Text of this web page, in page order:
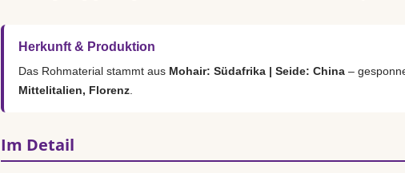
Herkunft & Produktion
Das Rohmaterial stammt aus Mohair: Südafrika | Seide: China –
Mittelitalien, Florenz
Im Detail